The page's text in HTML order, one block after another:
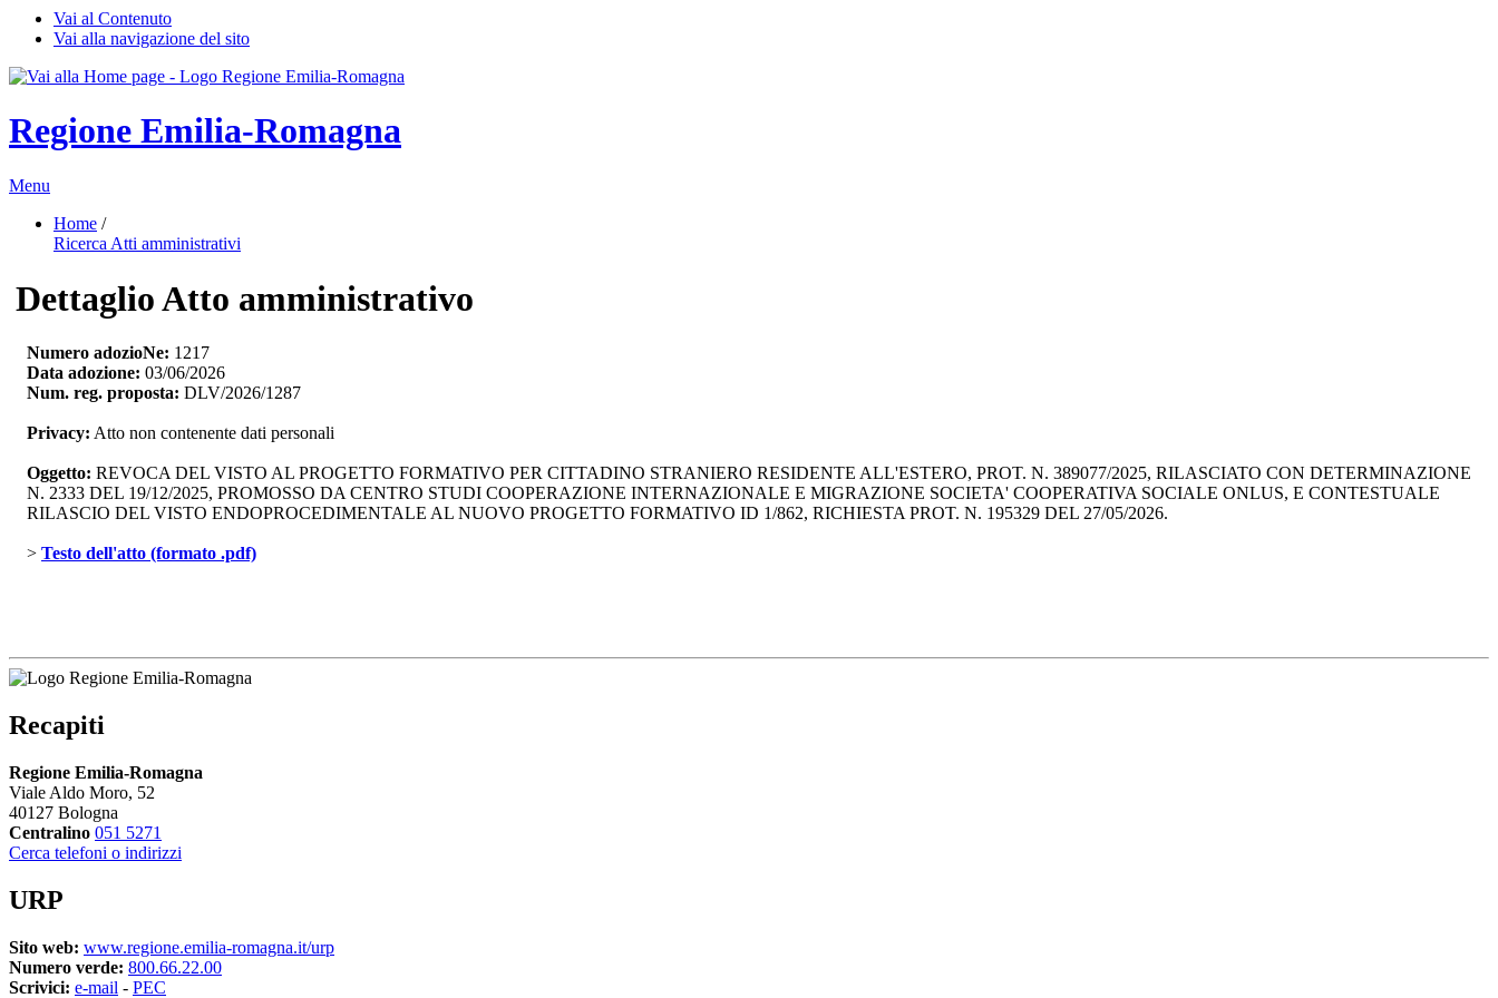
Vai al Contenuto
Vai alla navigazione del sito
Regione Emilia-Romagna
Menu
Home /
Ricerca Atti amministrativi
Dettaglio Atto amministrativo
Numero adozioNe: 1217
Data adozione: 03/06/2026
Num. reg. proposta: DLV/2026/1287
Privacy: Atto non contenente dati personali
Oggetto: REVOCA DEL VISTO AL PROGETTO FORMATIVO PER CITTADINO STRANIERO RESIDENTE ALL'ESTERO, PROT. N. 389077/2025, RILASCIATO CON DETERMINAZIONE
N. 2333 DEL 19/12/2025, PROMOSSO DA CENTRO STUDI COOPERAZIONE INTERNAZIONALE E MIGRAZIONE SOCIETA' COOPERATIVA SOCIALE ONLUS, E CONTESTUALE
RILASCIO DEL VISTO ENDOPROCEDIMENTALE AL NUOVO PROGETTO FORMATIVO ID 1/862, RICHIESTA PROT. N. 195329 DEL 27/05/2026.
> Testo dell'atto (formato .pdf)
Recapiti
Regione Emilia-Romagna
Viale Aldo Moro, 52
40127 Bologna
Centralino 051 5271
Cerca telefoni o indirizzi
URP
Sito web: www.regione.emilia-romagna.it/urp
Numero verde: 800.66.22.00
Scrivici: e-mail - PEC